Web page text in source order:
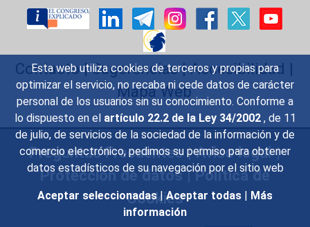
Esta web utiliza cookies de terceros y propias para
optimizar el servicio, no recaba ni cede datos de carácter
personal de los usuarios sin su conocimiento. Conforme a
lo dispuesto en el artículo 22.2 de la Ley 34/2002 , de 11
de julio, de servicios de la sociedad de la información y de
comercio electrónico, pedimos su permiso para obtener
datos estadísticos de su navegación por el sitio web
Aceptar seleccionadas | Aceptar todas | Más
información
Contacto|Sugerencias|Accesibilidad |
Mapa Web
Preguntas Frecuentes|Aviso legal|
Protección de datos|Política de
Cookies